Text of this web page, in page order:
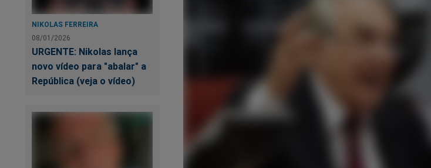
NIKOLAS FERREIRA
08/01/2026
URGENTE: Nikolas lança
novo vídeo para "abalar" a
República (veja o vídeo)